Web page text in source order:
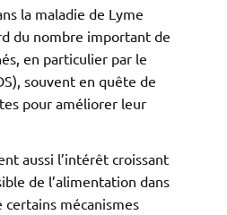
la maladie de Lyme
du nombre important de
en particulier par le
souvent en quête de
pour améliorer leur
aussi l’intérêt croissant
de l’alimentation dans
mécanismes